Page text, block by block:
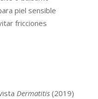
piel sensible
fricciones
Dermatitis(2019)